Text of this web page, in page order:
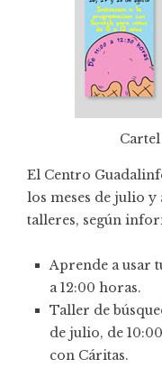
El Centro
los meses de julio y
talleres, según
Aprende a usar
a 12:00 horas.
Taller de
de julio, de
con Cáritas.